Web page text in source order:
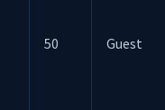
50 Guest